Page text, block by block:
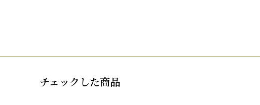
チェックした商品